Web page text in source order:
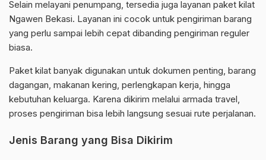
Selain melayani penumpang, tersedia juga layanan paket kilat
Ngawen Bekasi. Layanan ini cocok untuk pengiriman barang
yang perlu sampai lebih cepat dibanding pengiriman reguler
biasa.
Paket kilat banyak digunakan untuk dokumen penting, barang
dagangan, makanan kering, perlengkapan kerja, hingga
kebutuhan keluarga. Karena dikirim melalui armada travel,
proses pengiriman bisa lebih langsung sesuai rute perjalanan.
Jenis Barang yang Bisa Dikirim